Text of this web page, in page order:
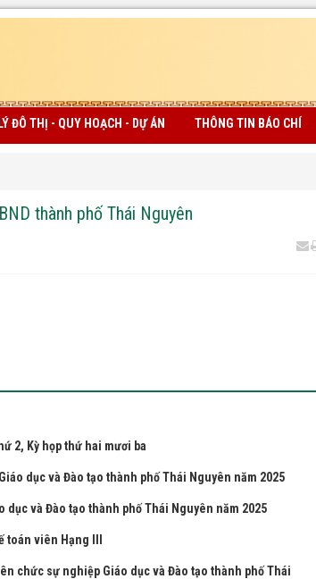
ĐÔ THỊ - QUY HOẠCH - DỰ ÁN THÔNG TIN BÁO CHÍ
thành phố Thái Nguyên
2, Kỳ họp thứ hai mươi ba
dục và Đào tạo thành phố Thái Nguyên năm 2025
và Đào tạo thành phố Thái Nguyên năm 2025
viên Hạng III
chức sự nghiệp Giáo dục và Đào tạo thành phố Thái